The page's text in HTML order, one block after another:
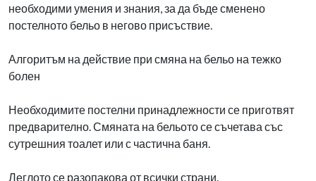
необходими умения и знания, за да бъде сменено
постелното бельо в негово присъствие.
Алгоритъм на действие при смяна на бельо на тежко
болен
Необходимите постелни принадлежности се приготвят
предварително. Смяната на бельото се съчетава със
сутрешния тоалет или с частична баня.
Леглото се разопакова от всички страни.